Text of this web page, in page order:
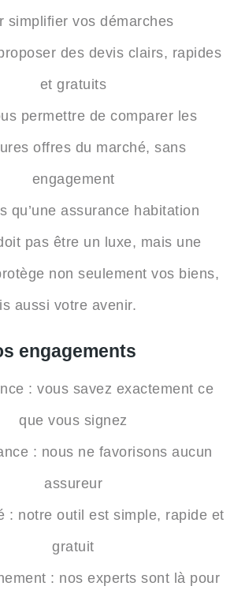
simplifier vos démarches
des devis clairs, rapides
et gratuits
permettre decomparer les
offres du marché, sans
engagement
qu’une assurance habitation
pas être un luxe, mais une
non seulement vos biens,
aussi votre avenir.
engagements
: vous savez exactement ce
que vous signez
: nous ne favorisons aucun
assureur
: notre outil est simple, rapide et
gratuit
: nos experts sont là pour